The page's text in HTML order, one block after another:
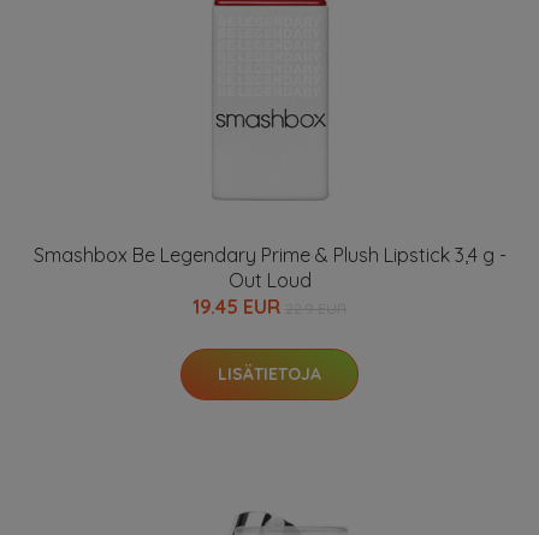
Smashbox Be Legendary Prime & Plush Lipstick 3,4 g -
Out Loud
19.45 EUR
LISÄTIETOJA